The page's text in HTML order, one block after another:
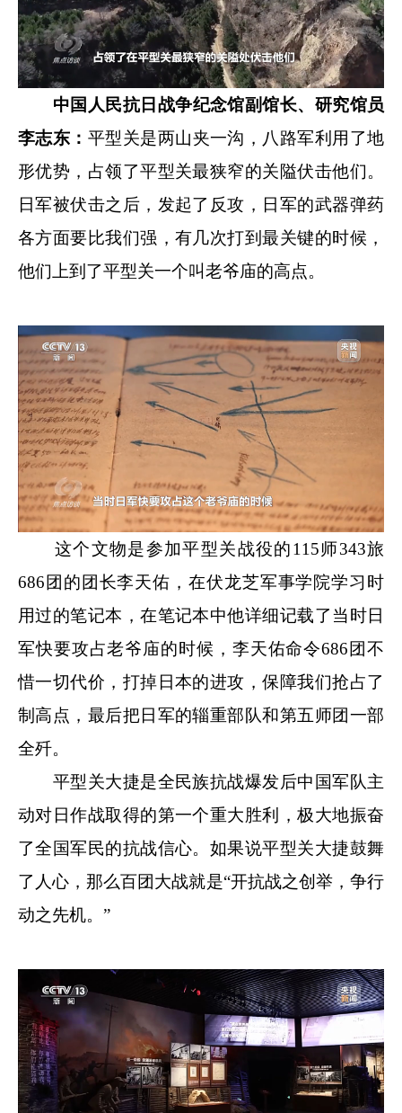
中国人民抗日战争纪念馆副馆长、研究馆员
李志东： 平型关是两山夹一沟，八路军利用了地
形优势，占领了平型关最狭窄的关隘伏击他们。
日军被伏击之后，发起了反攻，日军的武器弹药
各方面要比我们强，有几次打到最关键的时候，
他们上到了平型关一个叫老爷庙的高点。
这个文物是参加平型关战役的115师343旅
686团的团长李天佑，在伏龙芝军事学院学习时
用过的笔记本，在笔记本中他详细记载了当时日
军快要攻占老爷庙的时候，李天佑命令686团不
惜一切代价，打掉日本的进攻，保障我们抢占了
制高点，最后把日军的辎重部队和第五师团一部
全歼。
平型关大捷是全民族抗战爆发后中国军队主
动对日作战取得的第一个重大胜利，极大地振奋
了全国军民的抗战信心。如果说平型关大捷鼓舞
了人心，那么百团大战就是“开抗战之创举，争行
动之先机。”